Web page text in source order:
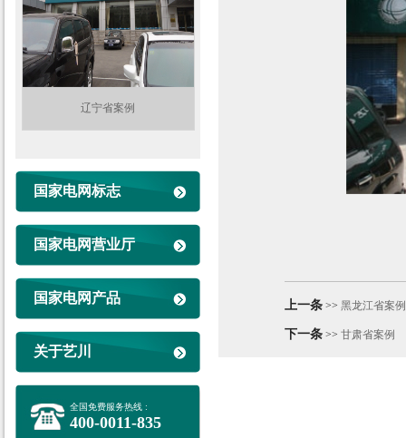
辽宁省案例
国家电网标志
国家电网营业厅
国家电网产品
关于艺川
全国免费服务热线 :
400-0011-835
上一条>> 黑龙江省案例
下一条>> 甘肃省案例